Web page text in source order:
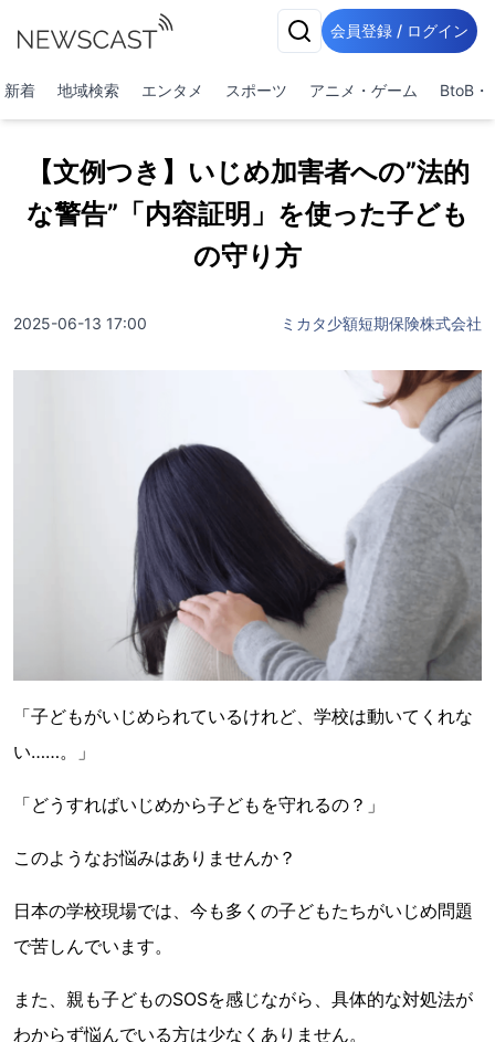
会員登録 / ログイン
新着 地域検索 エンタメ スポーツ アニメ・ゲーム BtoB・
【文例つき】いじめ加害者への”法的
な警告”「内容証明」を使った子ども
の守り方
2025-06-13 17:00 ミカタ少額短期保険株式会社
「子どもがいじめられているけれど、学校は動いてくれな
い……。」
「どうすればいじめから子どもを守れるの？」
このようなお悩みはありませんか？
日本の学校現場では、今も多くの子どもたちがいじめ問題
で苦しんでいます。
また、親も子どものSOSを感じながら、具体的な対処法が
わからず悩んでいる方は少なくありません。